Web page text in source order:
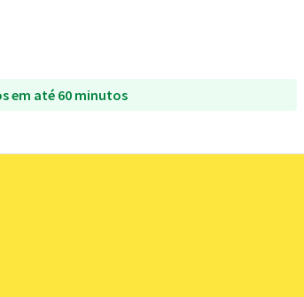
em até 60 minutos